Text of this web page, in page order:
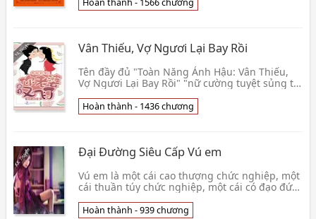
Vân Thiếu, Vợ Ngươi Lại Bay Rồi
Tên đầy đủ "Toàn Năng Ảnh Hậu: Vân Thiếu,
Vợ Ngươi Lại Bay Rồi" "nữ cường tuyệt sủng tu
nhỏ đến 👦 Ngư Thất Tửu
Hoàn thành - 1436 chương
Đại Đường Siêu Cấp Vú em
Vú em là một cái cao thượng chức nghiệp, một
cái thuần túy chức nghiệp, một cái có đạo đức
chức👦 Lạc Sơn Sơn
Hoàn thành - 939 chương